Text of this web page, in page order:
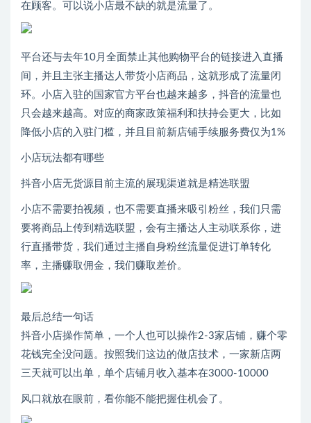
在顾客。可以说小店最不缺的就是流量了。
平台还与去年10月全面禁止其他购物平台的链接进入直播
间，并且主张主播达人带货小店商品，这就形成了流量闭
环。小店入驻的国家官方平台也越来越多，抖音的流量也
只会越来越高。对应的商家政策福利和扶持会更大，比如
降低小店的入驻门槛，并且目前新店铺手续服务费仅为1%
小店玩法都有哪些
抖音小店无货源目前主流的展现渠道就是精选联盟
小店不需要拍视频，也不需要直播来吸引粉丝，我们只需
要将商品上传到精选联盟，会有主播达人主动联系你，进
行直播带货，我们通过主播自身粉丝流量促进订单转化
率，主播赚取佣金，我们赚取差价。
最后总结一句话
抖音小店操作简单，一个人也可以操作2-3家店铺，赚个零
花钱完全没问题。按照我们这边的做店技术，一家新店两
三天就可以出单，单个店铺月收入基本在3000-10000
风口就放在眼前，看你能不能把握住机会了。